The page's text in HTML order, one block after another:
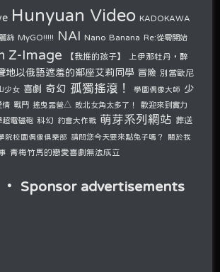
Hunyuan Video KADOKAWA
絲 MyGO!!!!! NAI Nano Banana Re:從零開始
Z-Image 【我推的孩子】 上伊那牡丹，醉
地以俄語遮羞的鄰座艾莉同學 冒險 別當歐尼
少女 喜劇 奇幻 孤獨搖滾！ 學園偶像大師
少
情 戰鬥 搖曳露營△ 敗北女角太多了！
歡迎來到實力
超電磁砲 科幻 約會大作戰 萌芽系列網站 葬送
院校園偶像俱樂部 請問您今天要來點兔子嗎？ 關於我
青梅竹馬的戀愛喜劇無法成立
‧ Sponsor advertisements